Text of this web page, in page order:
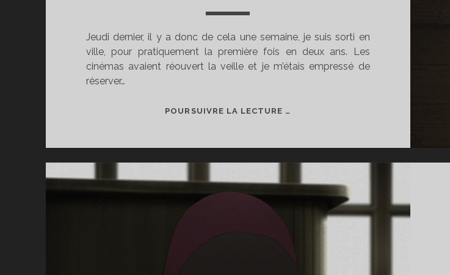
Jeudi dernier, il y a donc de cela une semaine, je suis sorti en
ville, pour pratiquement la première fois en deux ans. Les
cinémas avaient réouvert la veille et je m’étais empressé de
réserver…
POURSUIVRE LA LECTURE …
JE
N’ARRIVE